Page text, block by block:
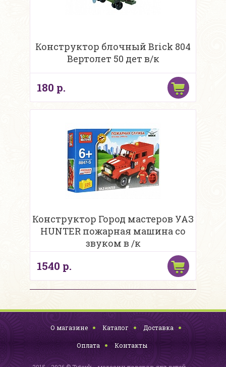
Конструктор блочный Brick 804
Вертолет 50 дет в/к
180 р.
Конструктор Город мастеров УАЗ
HUNTER пожарная машина со
звуком в /к
1540 р.
О магазине Каталог Доставка
Оплата Контакты